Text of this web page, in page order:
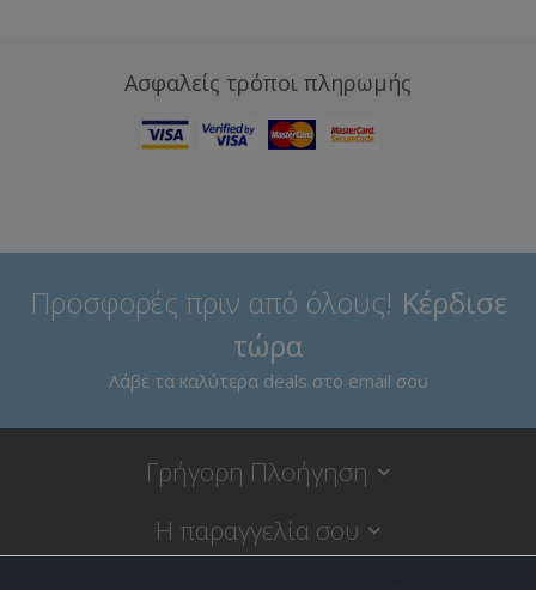
Ασφαλείς τρόποι πληρωμής
Προσφορές πριν από όλους! Κέρδισε
τώρα
Λάβε τα καλύτερα deals στο email σου
Γρήγορη Πλοήγηση
Η παραγγελία σου